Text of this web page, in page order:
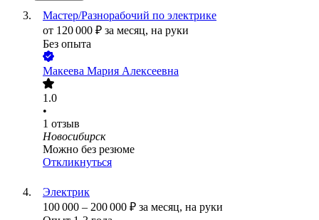
Мастер/Разнорабочий по электрике
от 120 000 ₽ за месяц, на руки
Без опыта
Макеева Мария Алексеевна
1.0
•
1 отзыв
Новосибирск
Можно без резюме
Откликнуться
Электрик
100 000 – 200 000 ₽ за месяц, на руки